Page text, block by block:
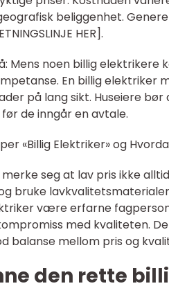
beliggenhet.
HER].
Mens noen billig
En billig
på lang sikt. Huseiere
de inngår en avtale.
«Billig Elektriker» og
seg at lav pris ikke
bruke
være erfarne
med kvaliteten.
balanse mellom pris og
den rette